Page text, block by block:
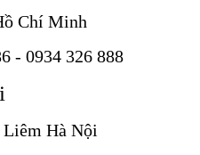
Chí Minh
- 0934 326 888
Hà Nội